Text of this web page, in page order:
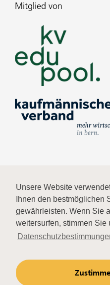
Unsere Website
Ihnen den bestmöglichen
gewährleisten. Wenn Sie
weitersurfen, stimmen Sie
Datenschutz
AGB
Kontakt
Mitglied von